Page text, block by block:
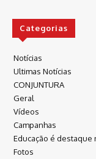
Categorias
Notícias
Ultimas Notícias
CONJUNTURA
Geral
Vídeos
Campanhas
Educação é destaque
Fotos